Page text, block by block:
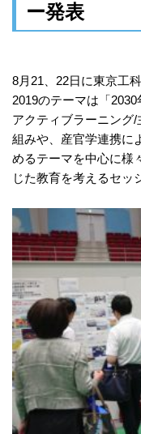
ー発表
8月21、22日に東京工
2019のテーマは「2030
アクティブラーニング
組みや、産官学連携に
めるテーマを中心に様
じた教育を考えるセッ